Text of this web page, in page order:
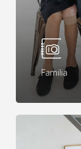
Familia
Learn